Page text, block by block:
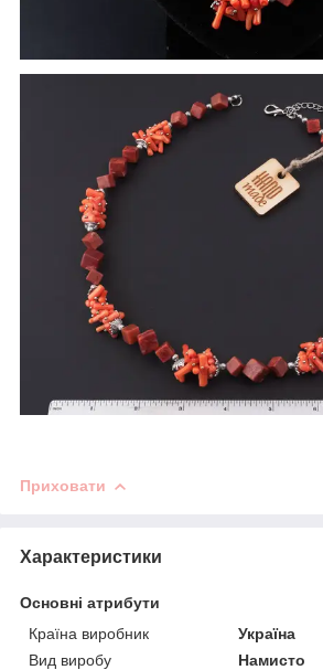
Приховати
Характеристики
Основні атрибути
Країна виробник
Україна
Вид виробу
Намисто